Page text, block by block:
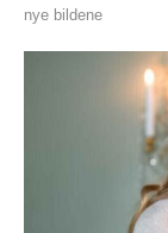
nye bildene